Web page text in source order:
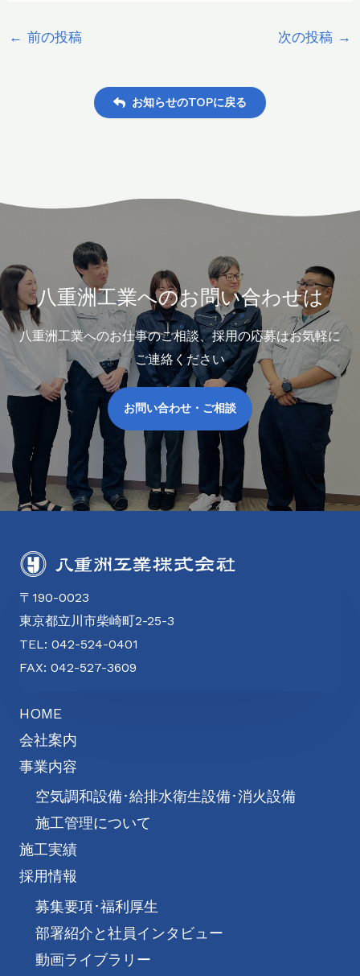
← 前の投稿 次の投稿 →
お知らせのTOPに戻る
八重洲工業へのお問い合わせは
八重洲工業へのお仕事のご相談、採用の応募はお気軽に
ご連絡ください
お問い合わせ・ご相談
〒190-0023
東京都立川市柴崎町2-25-3
TEL: 042-524-0401
FAX: 042-527-3609
HOME
会社案内
事業内容
空気調和設備･給排水衛生設備･消火設備
施工管理について
施工実績
採用情報
募集要項･福利厚生
部署紹介と社員インタビュー
動画ライブラリー